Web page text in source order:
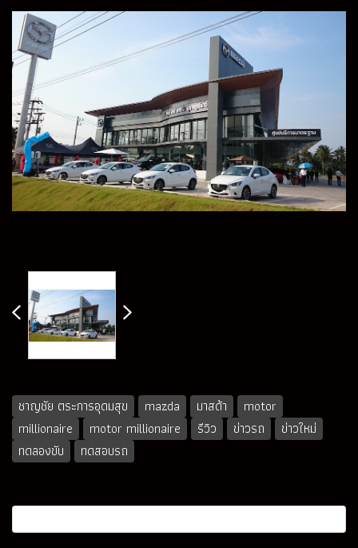
ชาญชัย ตระการอุดมสุข mazda มาสด้า
motor
millionaire
motor millionaire รีวิว ข่าวรถ
ข่าวใหม่
ทดลองขับ
ทดสอบรถ